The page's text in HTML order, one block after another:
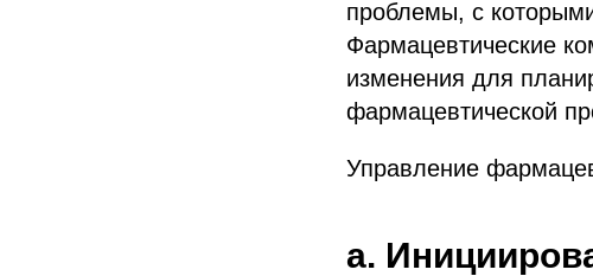
проблемы, с
Фармацевтические
изменения для
фармацевтической
Управление
a.